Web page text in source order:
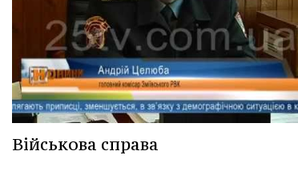
Військова справа